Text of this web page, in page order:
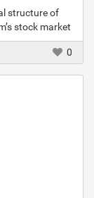
structure of
stock market
0